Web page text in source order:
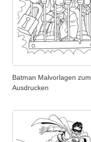
Batman Malvorlagen zum
Ausdrucken